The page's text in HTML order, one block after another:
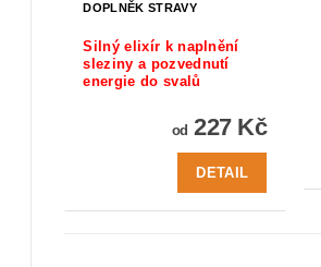
DOPLNĚK STRAVY
Silný elixír k naplnění
sleziny a pozvednutí
energie do svalů
od 227 Kč
DETAIL